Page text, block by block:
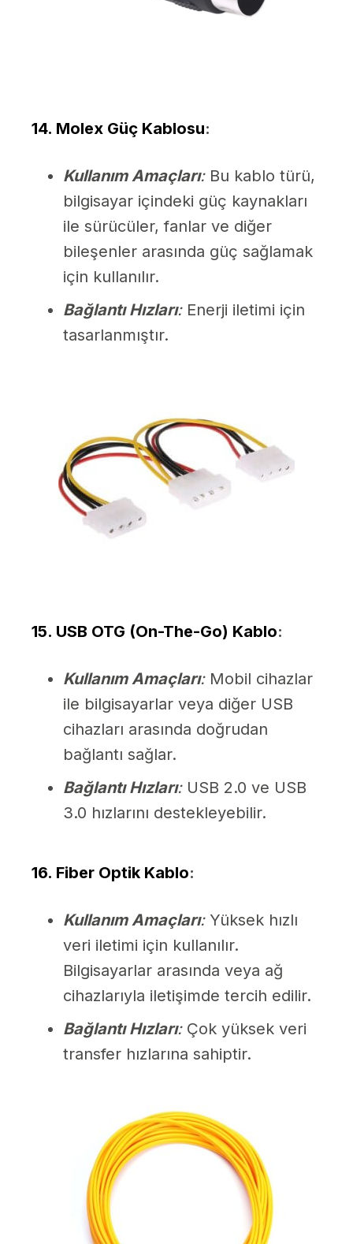
14. Molex Güç Kablosu:
Kullanım Amaçları:Bu kablo türü,
bilgisayar içindeki güç kaynakları
ile sürücüler, fanlar ve diğer
bileşenler arasında güç sağlamak
için kullanılır.
Bağlantı Hızları:Enerji iletimi için
tasarlanmıştır.
15. USB OTG (On-The-Go) Kablo:
Kullanım Amaçları:Mobil cihazlar
ile bilgisayarlar veya diğer USB
cihazları arasında doğrudan
bağlantı sağlar.
Bağlantı Hızları:USB 2.0 ve USB
3.0 hızlarını destekleyebilir.
16. Fiber Optik Kablo:
Kullanım Amaçları:Yüksek hızlı
veri iletimi için kullanılır.
Bilgisayarlar arasında veya ağ
cihazlarıyla iletişimde tercih edilir.
Bağlantı Hızları:Çok yüksek veri
transfer hızlarına sahiptir.